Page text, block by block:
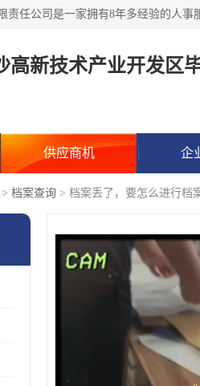
供应商机 企
> 档案查询 > 档案丢了，要怎么进行档